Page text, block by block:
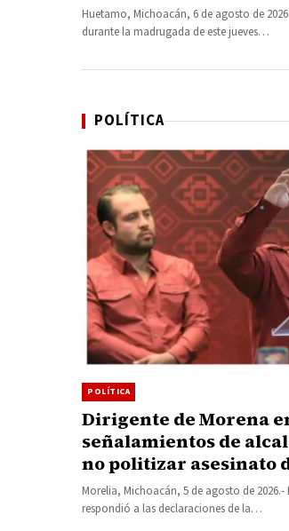
Huetamo, Michoacán, 6 de agosto de
durante la madrugada de este jueves…
POLÍTICA
POLÍTICA
Dirigente de Morena
señalamientos de
no politizar asesinato
Morelia, Michoacán, 5 de agosto de
respondió a las declaraciones de la…